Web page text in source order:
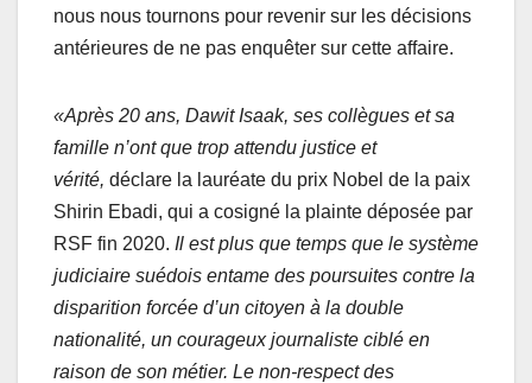
nous nous tournons pour revenir sur les décisions
antérieures de ne pas enquêter sur cette affaire.
«Après 20 ans, Dawit Isaak, ses collègues et sa
famille n’ont que trop attendu justice et
vérité, déclare la lauréate du prix Nobel de la paix
Shirin Ebadi, qui a cosigné la plainte déposée par
RSF fin 2020. Il est plus que temps que le système
judiciaire suédois entame des poursuites contre la
disparition forcée d’un citoyen à la double
nationalité, un courageux journaliste ciblé en
raison de son métier. Le non-respect des